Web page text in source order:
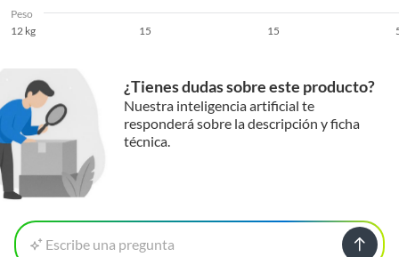
Peso
12 kg
15 15
¿Tienes dudas sobre este producto?
Nuestra inteligencia artificial te
responderá sobre la descripción y ficha
técnica.
Escribe una pregunta